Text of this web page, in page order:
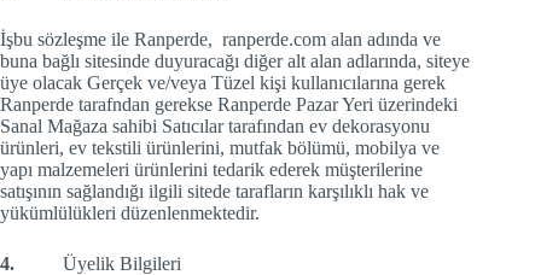
İşbu sözleşme ile Ranperde, ranperde.com alan adında ve
buna bağlı sitesinde duyuracağı diğer alt alan adlarında, siteye
üye olacak Gerçek ve/veya Tüzel kişi kullanıcılarına gerek
Ranperde tarafndan gerekse Ranperde Pazar Yeri üzerindeki
Sanal Mağaza sahibi Satıcılar tarafından ev dekorasyonu
ürünleri, ev tekstili ürünlerini, mutfak bölümü, mobilya ve
yapı malzemeleri ürünlerini tedarik ederek müşterilerine
satışının sağlandığı ilgili sitede tarafların karşılıklı hak ve
yükümlülükleri düzenlenmektedir.
4. Üyelik Bilgileri